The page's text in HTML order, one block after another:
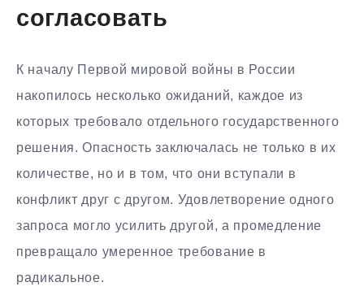
согласовать
К началу Первой мировой войны в России
накопилось несколько ожиданий, каждое из
которых требовало отдельного государственного
решения. Опасность заключалась не только в их
количестве, но и в том, что они вступали в
конфликт друг с другом. Удовлетворение одного
запроса могло усилить другой, а промедление
превращало умеренное требование в
радикальное.